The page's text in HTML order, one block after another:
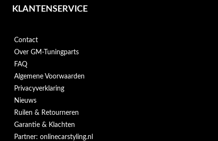
KLANTENSERVICE
Contact
Over GM-Tuningparts
FAQ
Algemene Voorwaarden
Privacyverklaring
Nieuws
Ruilen & Retourneren
Garantie & Klachten
Partner: onlinecarstyling.nl